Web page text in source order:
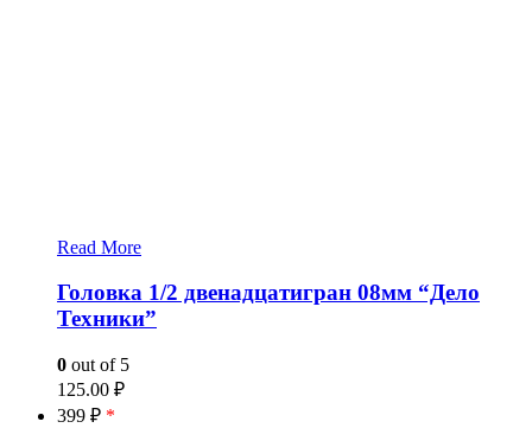
Read More
Головка 1/2 двенадцатигран 08мм “Дело
Техники”
0 out of 5
125.00 ₽
399 ₽ *